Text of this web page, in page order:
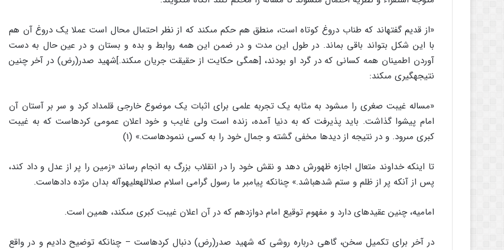
«از قدیم گفته‏اند که طناب دروغ کوتاه است، منطق هم حکم مى‏کند که از نظر احتمال محال است عملا یک دروغ آن هم
با این شکل بتواند باقى بماند. در طول این مدت و در ضمن این همه روابط و بده و بستان و در عین حال به دست
آوردن اطمینان همه کسانى که در گرد او بودند، [همگى حکایت از حقیقت جریان مى‏کند.]شهید صدر(رض) در آخر چنین
نتیجه‏گیرى مى‏کند:
«مساله غیبت صغرى را مى‏شود به مثابه یک تجربه علمى براى اثبات یک موضوع خارجى قلمداد کرد و سر بر آستان آن
امام پیشوا گذاشت. باید پذیرفت که به دنیا آمده، زنده است ولى غایب و خود اعلان عمومى کرده‏است که به غیبت
کبرى مى‏رود. و در نتیجه از دیدها مخفى گشته و جمال خود را به کسى ننموده‏است.» (1)
تا اینکه خداوند متعال اجازه ظهورش دهد و نقش خود را در انقلاب بزرگ به انجام رساند «زمین را پر از عدل و داد کند،
پس از آنکه پر از ظلم و ستم شده‏باشد.» چنان‏که پیامبر ما رسول گرامى اسلام صل‏الله‏علیه‏وآله بدان مژده داده‏است.
امامیه، چنین عقیده‏اى دارد و مفهوم توقیع امام دوازدهم که در آن اعلان غیبت کبرى مى‏کند، همین است.
در آخر براى تکمیل سخن، گاهى درباره روشى که شهید صدر(رض) دنبال کرده‏است – چنانکه توضیح دادیم و در واقع